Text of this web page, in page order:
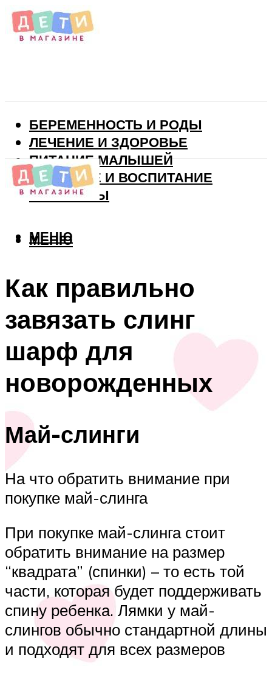
БЕРЕМЕННОСТЬ И РОДЫ
ЛЕЧЕНИЕ И ЗДОРОВЬЕ
ПИТАНИЕ МАЛЫШЕЙ
РАЗВИТИЕ И ВОСПИТАНИЕ
ВИТАМИНЫ
МЕНЮ
МЕНЮ
Как правильно
завязать слинг
шарф для
новорожденных
Май-слинги
На что обратить внимание при
покупке май-слинга
При покупке май-слинга стоит
обратить внимание на размер
“квадрата” (спинки) – то есть той
части, которая будет поддерживать
спину ребенка. Лямки у май-
слингов обычно стандартной длины
и подходят для всех размеров